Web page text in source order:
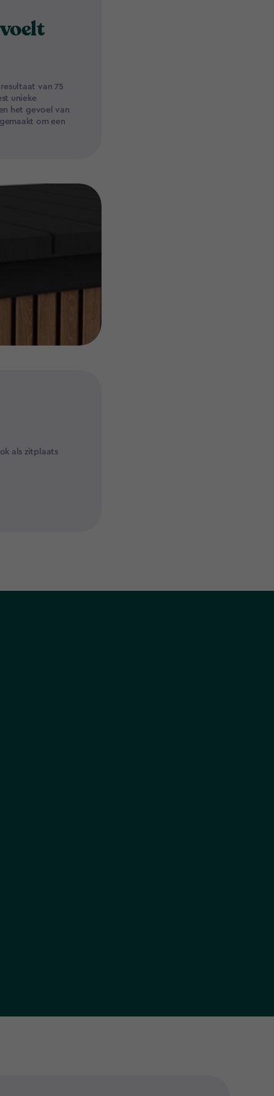
van 75
unieke
het gevoel van
om een
als zitplaats